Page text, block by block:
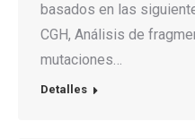
basados en las
CGH, Análisis de
mutaciones…
Detalles